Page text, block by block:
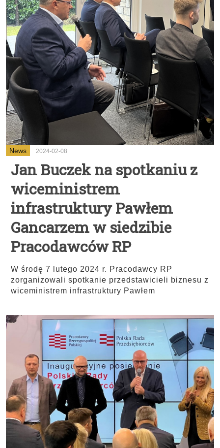
News 2024-02-08
Jan Buczek na spotkaniu z
wiceministrem
infrastruktury Pawłem
Gancarzem w siedzibie
Pracodawców RP
W środę 7 lutego 2024 r. Pracodawcy RP
zorganizowali spotkanie przedstawicieli biznesu z
wiceministrem infrastruktury Pawłem